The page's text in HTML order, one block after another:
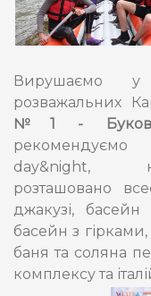
Вирушаємо
розважальних
№1 -
рекомендуємо
day&night,
розташовано
джакузі,
басейн з
баня та соляна
комплексу та